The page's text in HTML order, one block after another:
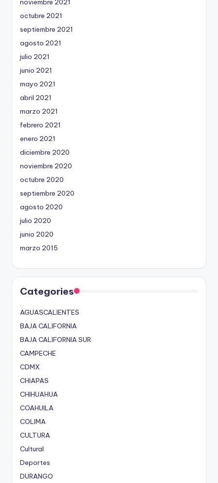
noviembre 2021
octubre 2021
septiembre 2021
agosto 2021
julio 2021
junio 2021
mayo 2021
abril 2021
marzo 2021
febrero 2021
enero 2021
diciembre 2020
noviembre 2020
octubre 2020
septiembre 2020
agosto 2020
julio 2020
junio 2020
marzo 2015
Categories
AGUASCALIENTES
BAJA CALIFORNIA
BAJA CALIFORNIA SUR
CAMPECHE
CDMX
CHIAPAS
CHIHUAHUA
COAHUILA
COLIMA
CULTURA
Cultural
Deportes
DURANGO